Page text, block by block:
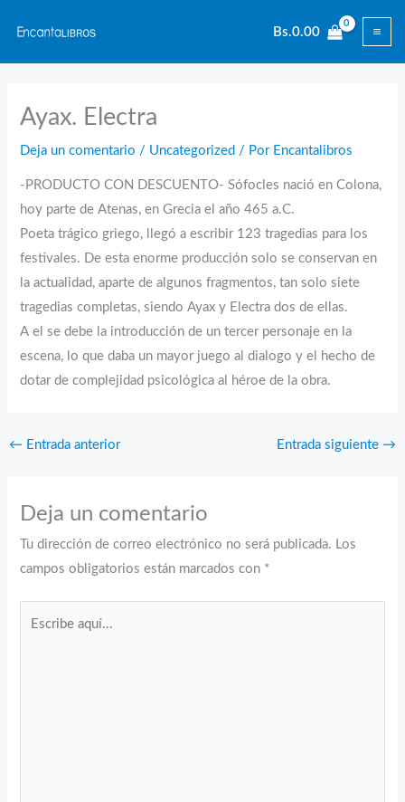
contenido
Bs.0.00
Ayax. Electra
Deja un comentario / Uncategorized / Por Encantalibros
-PRODUCTO CON DESCUENTO- Sófocles nació en Colona,
hoy parte de Atenas, en Grecia el año 465 a.C.
Poeta trágico griego, llegó a escribir 123 tragedias para los
festivales. De esta enorme producción solo se conservan en
la actualidad, aparte de algunos fragmentos, tan solo siete
tragedias completas, siendo Ayax y Electra dos de ellas.
A el se debe la introducción de un tercer personaje en la
escena, lo que daba un mayor juego al dialogo y el hecho de
dotar de complejidad psicológica al héroe de la obra.
← Entrada anterior Entrada siguiente →
Deja un comentario
Tu dirección de correo electrónico no será publicada. Los
campos obligatorios están marcados con *